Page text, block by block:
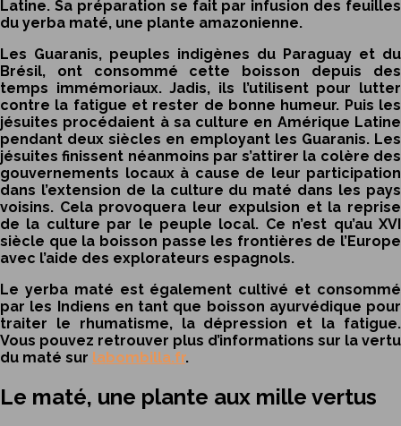
Latine. Sa préparation se fait par infusion des feuilles
du yerba maté, une plante amazonienne.
Les Guaranis, peuples indigènes du Paraguay et du
Brésil, ont consommé cette boisson depuis des
temps immémoriaux. Jadis, ils l’utilisent pour lutter
contre la fatigue et rester de bonne humeur. Puis les
jésuites procédaient à sa culture en Amérique Latine
pendant deux siècles en employant les Guaranis. Les
jésuites finissent néanmoins par s’attirer la colère des
gouvernements locaux à cause de leur participation
dans l’extension de la culture du maté dans les pays
voisins. Cela provoquera leur expulsion et la reprise
de la culture par le peuple local. Ce n’est qu’au XVI
siècle que la boisson passe les frontières de l’Europe
avec l’aide des explorateurs espagnols.
Le yerba maté est également cultivé et consommé
par les Indiens en tant que boisson ayurvédique pour
traiter le rhumatisme, la dépression et la fatigue.
Vous pouvez retrouver plus d’informations sur la vertu
du maté sur labombilla.fr.
Le maté, une plante aux mille vertus